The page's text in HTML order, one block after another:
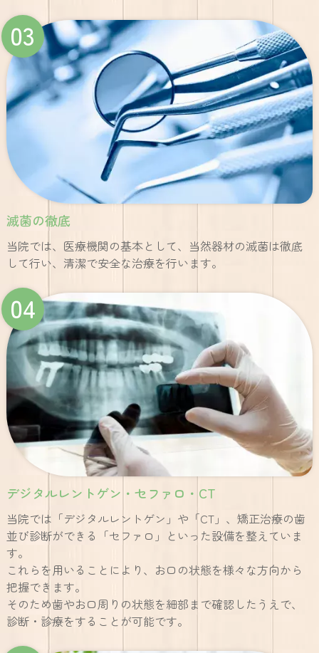
03
滅菌の徹底
当院では、医療機関の基本として、当然器材の滅菌は徹底
して行い、清潔で安全な治療を行います。
04
デジタルレントゲン・セファロ・CT
当院では「デジタルレントゲン」や「CT」、矯正治療の歯
並び診断ができる「セファロ」といった設備を整えていま
す。
これらを用いることにより、お口の状態を様々な方向から
把握できます。
そのため歯やお口周りの状態を細部まで確認したうえで、
診断・診療をすることが可能です。